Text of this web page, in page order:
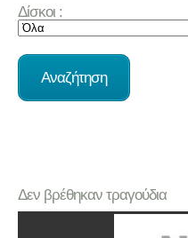
Δίσκοι :
Δεν βρέθηκαν τραγούδια